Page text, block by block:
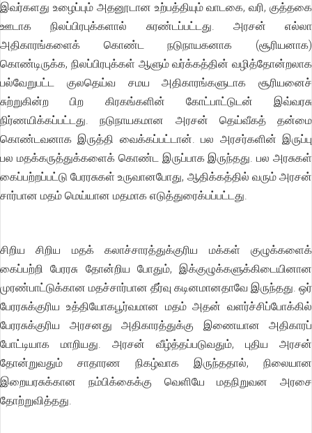
இவர்களது உழைப்பும் அதனூடான உற்பத்தியும் வாடகை, வரி, குத்தகை
ஊடாக நிலப்பிரபுக்களால் சுரண்டப்பட்டது. அரசன் எல்லா
அதிகாரங்களைக் கொண்ட நடுநாயகனாக (சூரியனாக)
கொண்டிருக்க, நிலப்பிரபுக்கள் ஆளும் வர்க்கத்தின் வழித்தோன்றலாக
பல்வேறுபட்ட குலதெய்வ சமய அதிகாரங்களுடாக சூரியனைச்
சுற்றுகின்ற பிற கிரகங்களின் கோட்பாட்டுடன் இவ்வரசு
நிர்ணயிக்கப்பட்டது. நடுநாயகமான அரசன் தெய்வீகத் தன்மை
கொண்டவனாக இருத்தி வைக்கப்பட்டான். பல அரசர்களின் இருப்பு
பல மதக்கருத்துக்களைக் கொண்ட இருப்பாக இருந்தது. பல அரசுகள்
கைப்பற்றப்பட்டு பேரரசுகள் உருவானபோது, ஆதிக்கத்தில் வரும் அரசன்
சார்பான மதம் மெய்யான மதமாக எடுத்துரைக்பப்பட்டது.
சிறிய சிறிய மதக் கலாச்சாரத்துக்குரிய மக்கள் குழுக்களைக்
கைப்பற்றி பேரரசு தோன்றிய போதும், இக்குழுக்களுக்கிடையினான
முரண்பாட்டுக்கான மதச்சார்பான தீர்வு கடினமானதாவே இருந்தது. ஒர்
பேரரசுக்குரிய உத்தியோகபூர்வமான மதம் அதன் வளர்ச்சிப்போக்கில்
பேரரசுக்குரிய அரசனது அதிகாரத்துக்கு இணையான அதிகாரப்
போட்டியாக மாறியது. அரசன் வீழ்த்தப்படுவதும், புதிய அரசன்
தோன்றுவதும் சாதாரண நிகழ்வாக இருந்ததால், நிலையான
இறையரசுக்கான நம்பிக்கைக்கு வெளியே மதநிறுவன அரசை
தோற்றுவித்தது.